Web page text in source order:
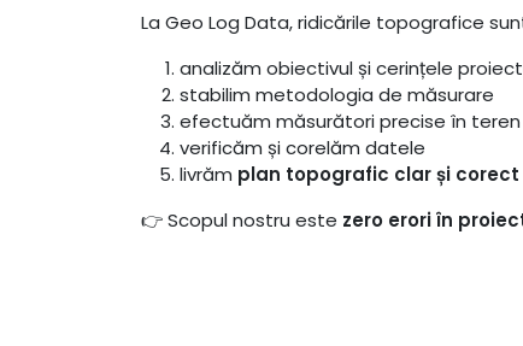
La Geo Log Data, ridicările topografice
analizăm obiectivul și cerințele
stabilim metodologia de măsurare
efectuăm măsurători precise în teren
verificăm și corelăm datele
livrăm plan topografic clar și corect
👉 Scopul nostru este zero erori în